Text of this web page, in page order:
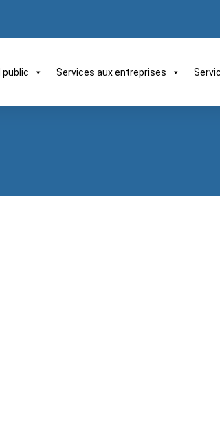
public Services aux entreprises